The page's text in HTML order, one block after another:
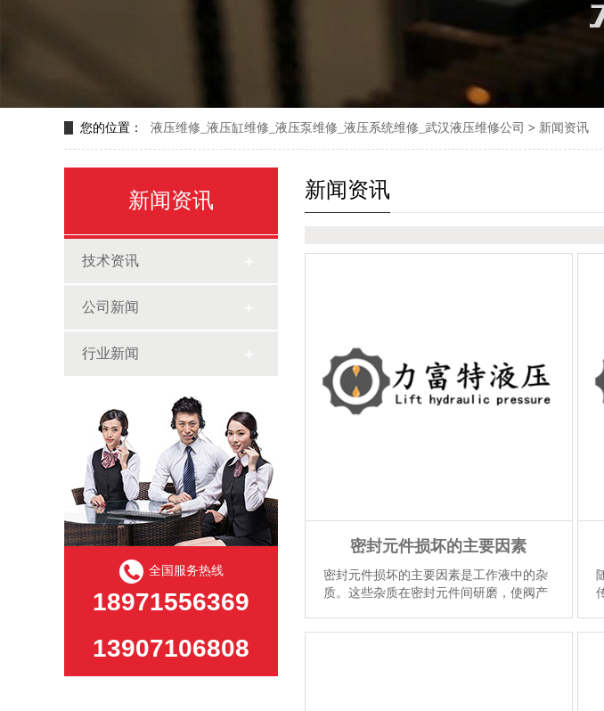
您的位置： 液压维修_液压缸维修_液压泵维修_液压系统维修_武汉液压维修公司 > 新闻资讯
新闻资讯
技术资讯
公司新闻
行业新闻
全国服务热线
18971556369
13907106808
新闻资讯
密封元件损坏的主要因素
密封元件损坏的主要因素是工作液中的杂
质。这些杂质在密封元件间研磨，使阀产